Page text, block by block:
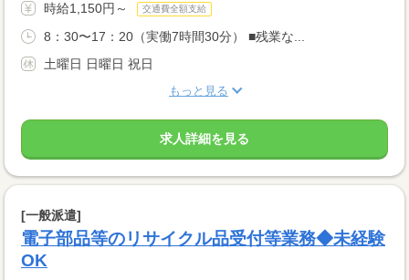
時給1,150円～ 交通費全額支給
8：30〜17：20（実働7時間30分） ■残業な...
土曜日 日曜日 祝日
もっと見る
求人詳細を見る
[一般派遣]
電子部品等のリサイクル品受付等業務◆未経験
OK